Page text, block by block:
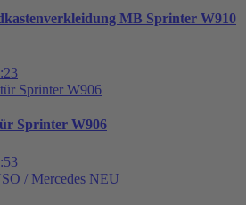
MB Sprinter W910
Sprinter W906